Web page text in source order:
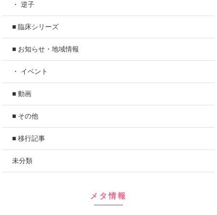
・ 逆子
■ 臨床シリーズ
■ お知らせ・地域情報
・ イベント
■ 動画
■ その他
■ 移行記事
未分類
メタ情報